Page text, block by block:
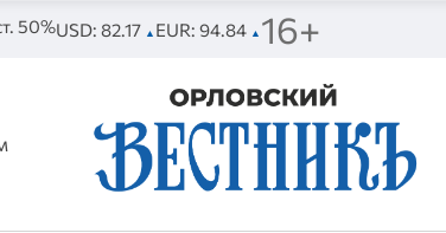
50%USD: 82.17 ▲ EUR: 94.84 ▲ 16+